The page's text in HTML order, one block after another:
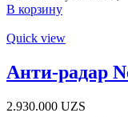
В корзину
Quick view
Анти-радар
2.930.000 UZS